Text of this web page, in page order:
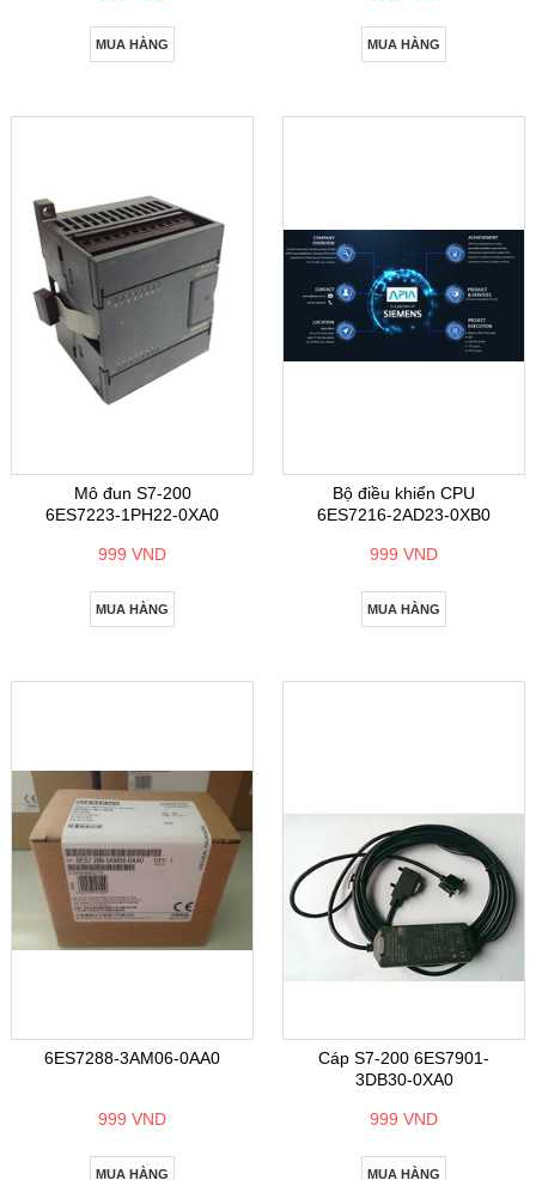
MUA HÀNG MUA HÀNG
Mô đun S7-200
6ES7223-1PH22-0XA0
999 VND
MUA HÀNG
Bộ điều khiển CPU
6ES7216-2AD23-0XB0
999 VND
MUA HÀNG
6ES7288-3AM06-0AA0
999 VND
MUA HÀNG
Cáp S7-200 6ES7901-
3DB30-0XA0
999 VND
MUA HÀNG